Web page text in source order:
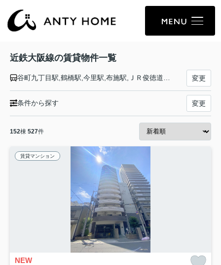
近鉄大阪線の賃貸物件一覧
変更
条件から探す 変更
152棟 527件
賃貸マンション
NEW